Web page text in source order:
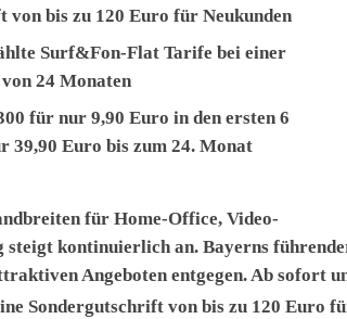
von bis zu 120 Euro für Neukunden
Surf&Fon-Flat Tarife bei einer
24 Monaten
für nur 9,90 Euro in den ersten 6
39,90 Euro bis zum 24. Monat
für Home-Office, Video-
steigt kontinuierlich an. Bayerns
Angeboten entgegen. Ab sofort
Sondergutschrift von bis zu 120 Euro